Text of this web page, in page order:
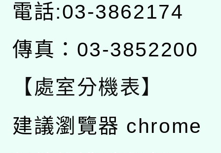
電話:03-3862174
傳真：03-3852200
【處室分機表】
建議瀏覽器 chrome